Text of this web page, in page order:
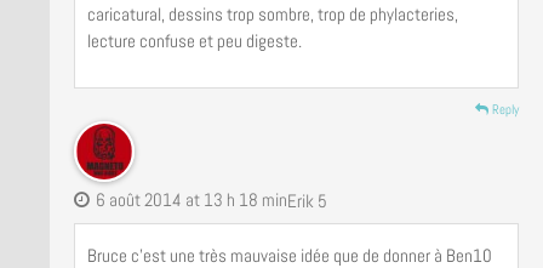
caricatural, dessins trop sombre, trop de phylacteries,
lecture confuse et peu digeste.
Reply
Erik 5
6 août 2014 at 13 h 18 min
Bruce c’est une très mauvaise idée que de donner à Ben10